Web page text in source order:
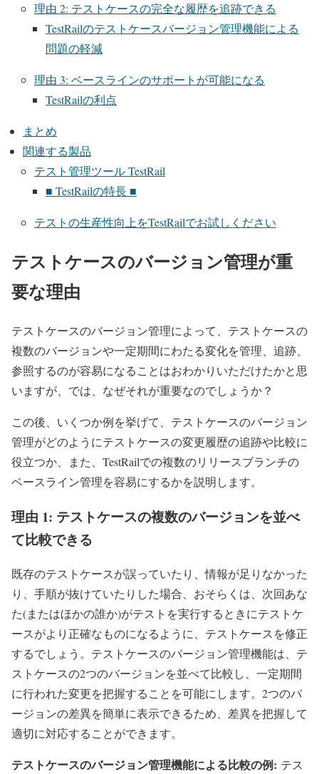
理由 2: テストケースの完全な履歴を追跡できる
TestRailのテストケースバージョン管理機能による
問題の軽減
理由 3: ベースラインのサポートが可能になる
TestRailの利点
まとめ
関連する製品
テスト管理ツール TestRail
■ TestRailの特長 ■
テストの生産性向上をTestRailでお試しください
テストケースのバージョン管理が重
要な理由
テストケースのバージョン管理によって、テストケースの
複数のバージョンや一定期間にわたる変化を管理、追跡、
参照するのが容易になることはおわかりいただけたかと思
いますが、では、なぜそれが重要なのでしょうか？
この後、いくつか例を挙げて、テストケースのバージョン
管理がどのようにテストケースの変更履歴の追跡や比較に
役立つか、また、TestRailでの複数のリリースブランチの
ベースライン管理を容易にするかを説明します。
理由 1: テストケースの複数のバージョンを並べ
て比較できる
既存のテストケースが誤っていたり、情報が足りなかった
り、手順が抜けていたりした場合、おそらくは、次回あな
た(またはほかの誰か)がテストを実行するときにテストケ
ースがより正確なものになるように、テストケースを修正
するでしょう。テストケースのバージョン管理機能は、テ
ストケースの2つのバージョンを並べて比較し、一定期間
に行われた変更を把握することを可能にします。2つのバ
ージョンの差異を簡単に表示できるため、差異を把握して
適切に対応することができます。
テストケースのバージョン管理機能による比較の例: テス